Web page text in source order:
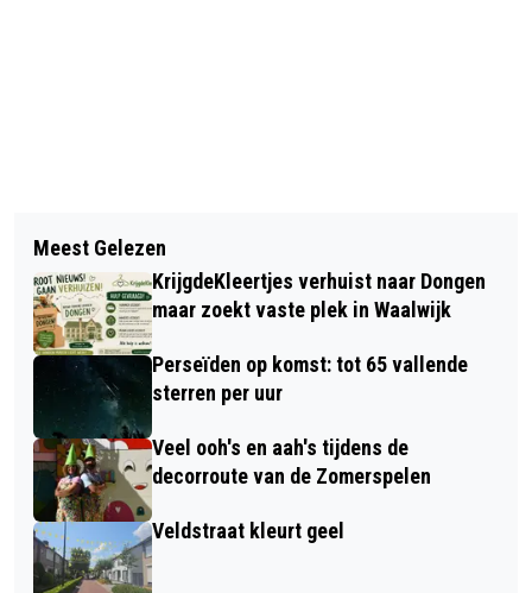
INGEZONDEN: 'WAAROM DE
HEROPLEVING VAN RETRO-GAMEN DE
LOKALE BERICHTGEVING VAN
VANDAAG BEPAALT'
INGEZONDEN: '40 MILJOEN
HERINNERINGEN, ÉÉN LAND'
Meest Gelezen
KrijgdeKleertjes verhuist naar Dongen
maar zoekt vaste plek in Waalwijk
Perseïden op komst: tot 65 vallende
sterren per uur
Veel ooh's en aah's tijdens de
decorroute van de Zomerspelen
Veldstraat kleurt geel